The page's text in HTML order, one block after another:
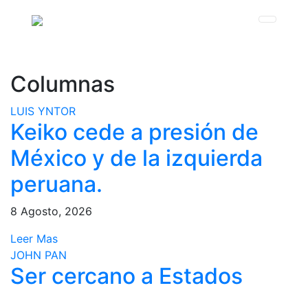
Columnas
LUIS YNTOR
Keiko cede a presión de
México y de la izquierda
peruana.
8 Agosto, 2026
Leer Mas
JOHN PAN
Ser cercano a Estados